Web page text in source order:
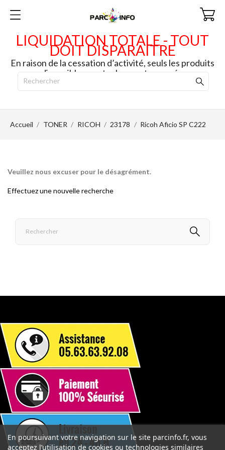
LIQUIDATION TOTALE - TOUT
DOIT DISPARAITRE
En raison de la cessation d’activité, seuls les produits
disponibles en stock seront envoyés.
Accueil TONER RICOH 23178 Ricoh Aficio SP C222
Veuillez nous excuser pour le désagrément.
Effectuez une nouvelle recherche
En poursuivant votre navigation sur le site parcinfo.fr, vous
acceptez l’utilisation de cookies ou technologies similaires